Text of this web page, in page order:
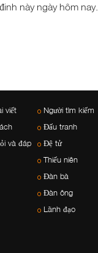
này ngày hôm nay.
viết
và đáp
Người tìm kiếm
Đấu tranh
Đệ tử
Thiếu niên
Đàn bà
Đàn ông
Lãnh đạo